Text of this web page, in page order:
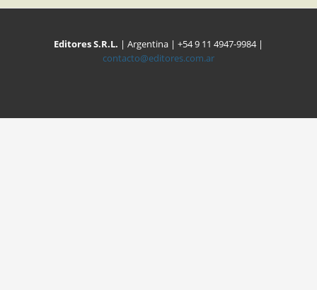
Editores S.R.L. | Argentina | +54 9 11 4947-9984 |
contacto@editores.com.ar